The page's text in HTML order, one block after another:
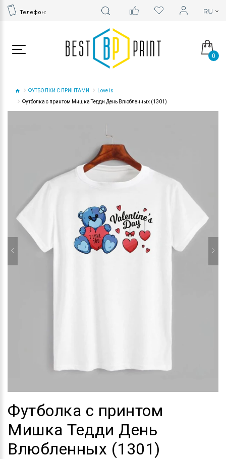
Телефон:
0
ФУТБОЛКИ С ПРИНТАМИ
Love is
Футболка с принтом Мишка Тедди День Влюбленных (1301)
Футболка с принтом
Мишка Тедди День
Влюбленных (1301)